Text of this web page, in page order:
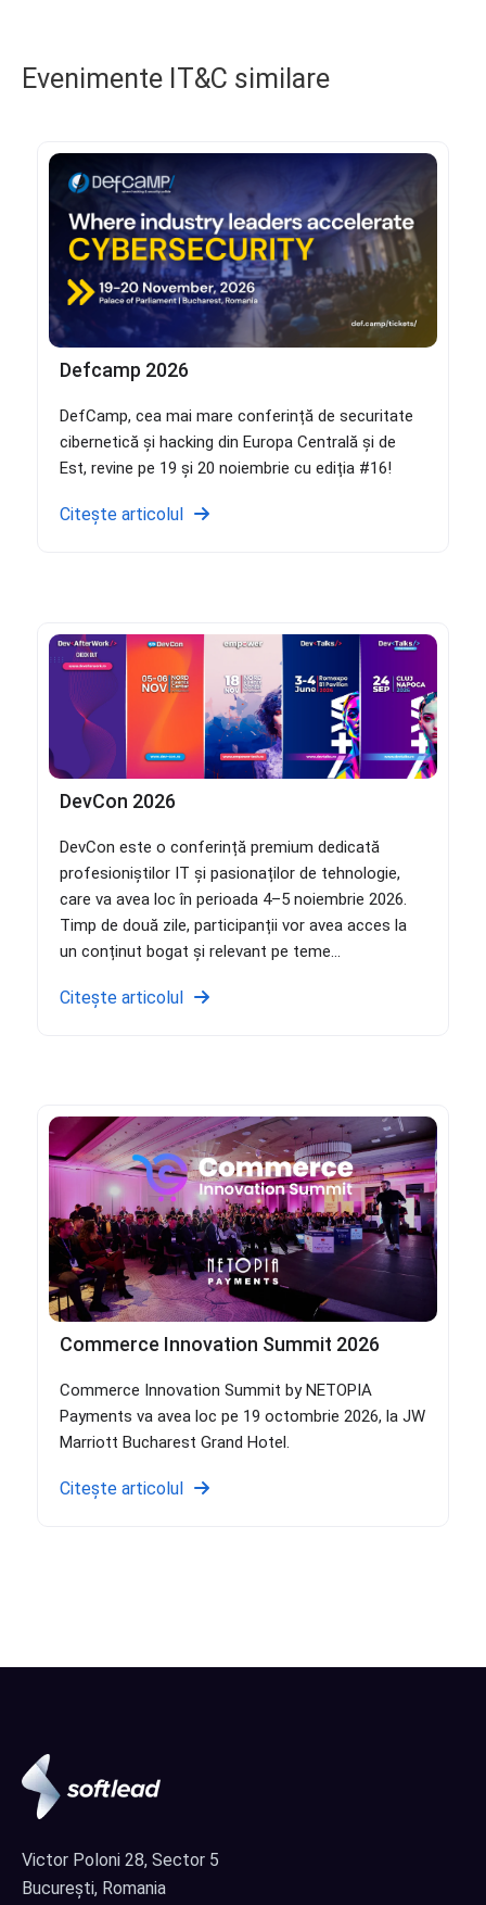
Evenimente IT&C similare
Defcamp 2026
DefCamp, cea mai mare conferință de securitate
cibernetică și hacking din Europa Centrală și de
Est, revine pe 19 și 20 noiembrie cu ediția #16!
Citește articolul
DevCon 2026
DevCon este o conferință premium dedicată
profesioniștilor IT și pasionaților de tehnologie,
care va avea loc în perioada 4–5 noiembrie 2026.
Timp de două zile, participanții vor avea acces la
un conținut bogat și relevant pe teme...
Citește articolul
Commerce Innovation Summit 2026
Commerce Innovation Summit by NETOPIA
Payments va avea loc pe 19 octombrie 2026, la JW
Marriott Bucharest Grand Hotel.
Citește articolul
Victor Poloni 28, Sector 5
București, Romania